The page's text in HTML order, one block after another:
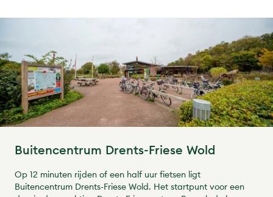
Buitencentrum Drents-Friese Wold
Op 12 minuten rijden of een half uur fietsen ligt
Buitencentrum Drents-Friese Wold. Het startpunt voor een